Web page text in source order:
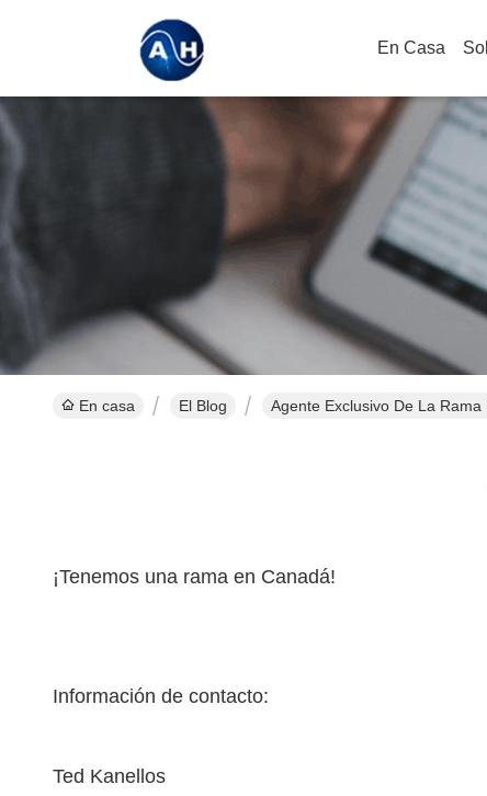
En Casa
En casa El Blog Agente Exclusivo De La Rama
¡Tenemos una rama en Canadá!
Información de contacto:
Ted Kanellos